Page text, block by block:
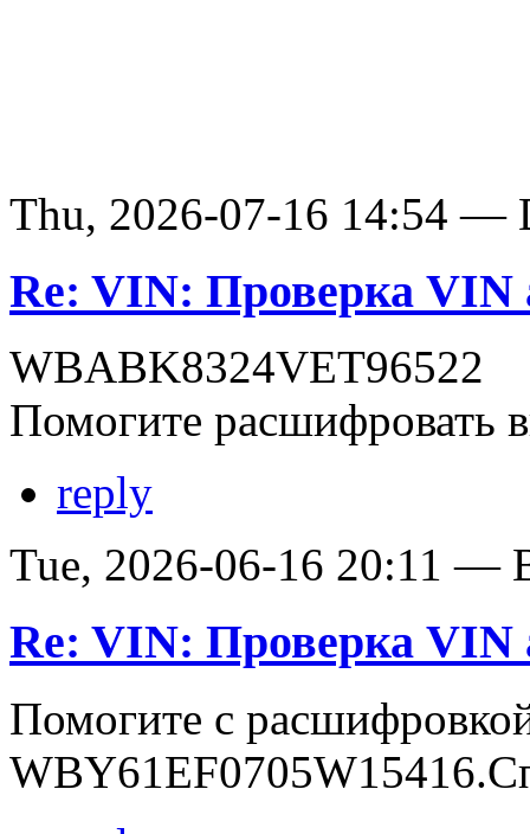
Thu, 2026-07-16 14:54 —
Re: VIN: Проверка VIN
WBABK8324VET96522
Помогите расшифровать
reply
Tue, 2026-06-16 20:11 —
Re: VIN: Проверка VIN
Помогите с